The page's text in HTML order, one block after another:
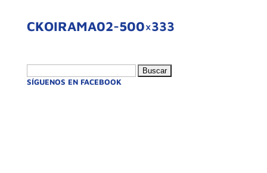
CKOIRAMA02-500×333
SÍGUENOS EN FACEBOOK